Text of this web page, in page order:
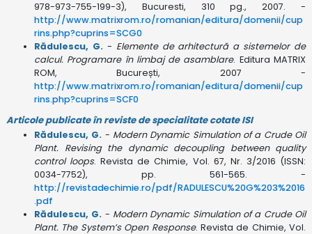
978-973-755-199-3), Bucuresti, 310 pg., 2007. -
http://www.matrixrom.ro/romanian/editura/domenii/cup
rins.php?cuprins=SCG0
Rădulescu, G. - Elemente de arhitectură a sistemelor de
calcul. Programare în limbaj de asamblare. Editura MATRIX
ROM, București, 2007 -
http://www.matrixrom.ro/romanian/editura/domenii/cup
rins.php?cuprins=SCF0
Articole publicate în reviste de specialitate cotate ISI
Rădulescu, G. - Modern Dynamic Simulation of a Crude Oil
Plant. Revising the dynamic decoupling between quality
control loops. Revista de Chimie, Vol. 67, Nr. 3/2016 (ISSN:
0034-7752), pp. 561-565. -
http://revistadechimie.ro/pdf/RADULESCU%20G%203%2016
.pdf
Rădulescu, G. - Modern Dynamic Simulation of a Crude Oil
Plant. The System’s Open Response. Revista de Chimie, Vol.